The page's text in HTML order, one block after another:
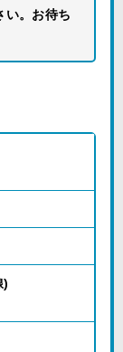
い。お待ち
)